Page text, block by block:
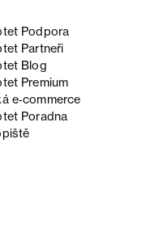
Podpora
Partneři
Blog
Premium
e‑commerce
Poradna